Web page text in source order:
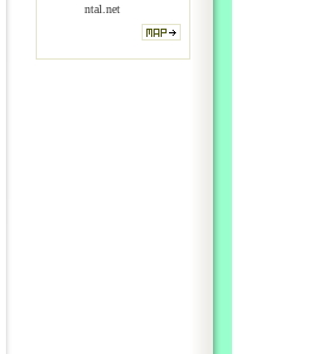
ntal.net